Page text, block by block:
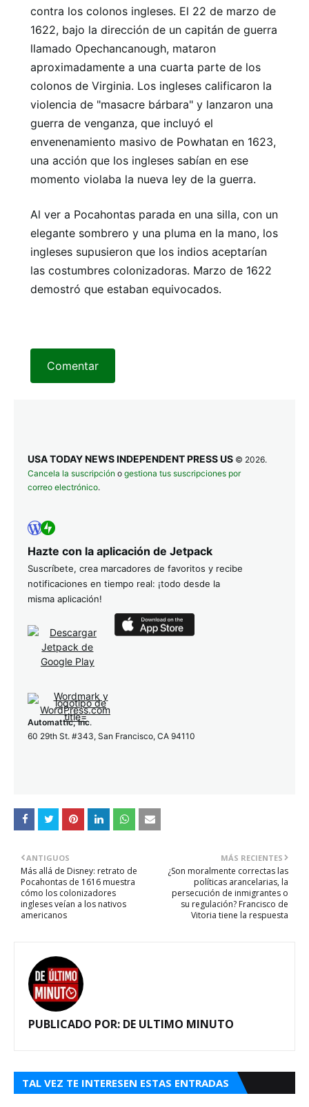
contra los colonos ingleses. El 22 de marzo de
1622, bajo la dirección de un capitán de guerra
llamado Opechancanough, mataron
aproximadamente a una cuarta parte de los
colonos de Virginia. Los ingleses calificaron la
violencia de "masacre bárbara" y lanzaron una
guerra de venganza, que incluyó el
envenenamiento masivo de Powhatan en 1623,
una acción que los ingleses sabían en ese
momento violaba la nueva ley de la guerra.
Al ver a Pocahontas parada en una silla, con un
elegante sombrero y una pluma en la mano, los
ingleses supusieron que los indios aceptarían
las costumbres colonizadoras. Marzo de 1622
demostró que estaban equivocados.
Comentar
USA TODAY NEWS INDEPENDENT PRESS US © 2026.
Cancela la suscripción o gestiona tus suscripciones por
correo electrónico.
Hazte con la aplicación de Jetpack
Suscríbete, crea marcadores de favoritos y recibe
notificaciones en tiempo real: ¡todo desde la
misma aplicación!
Automattic, Inc.
60 29th St. #343, San Francisco, CA 94110
MÁS RECIENTES
¿Son moralmente correctas las
políticas arancelarias, la
persecución de inmigrantes o
su regulación? Francisco de
Vitoria tiene la respuesta
ANTIGUOS
Más allá de Disney: retrato de
Pocahontas de 1616 muestra
cómo los colonizadores
ingleses veían a los nativos
americanos
PUBLICADO POR: DE ULTIMO MINUTO
TAL VEZ TE INTERESEN ESTAS ENTRADAS